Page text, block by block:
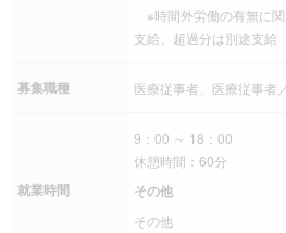
※時間外労働の有無に
支給、超過分は別途支給
募集職種 医療従事者、医療従事者
就業時間
9：00 ～ 18：00
休憩時間：60分
その他
その他